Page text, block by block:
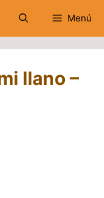
Menú
llano –